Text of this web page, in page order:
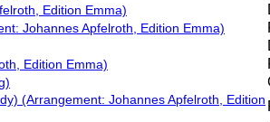
Edition Emma)
Johannes Apfelroth, Edition Emma)
Edition Emma)
(Arrangement: Johannes Apfelroth, Edition